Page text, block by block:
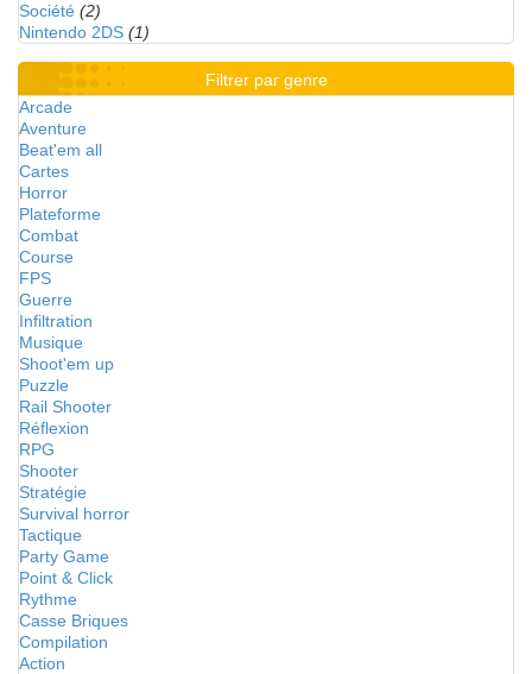
Société (2)
Nintendo 2DS (1)
Filtrer par genre
Arcade
Aventure
Beat'em all
Cartes
Horror
Plateforme
Combat
Course
FPS
Guerre
Infiltration
Musique
Shoot'em up
Puzzle
Rail Shooter
Réflexion
RPG
Shooter
Stratégie
Survival horror
Tactique
Party Game
Point & Click
Rythme
Casse Briques
Compilation
Action